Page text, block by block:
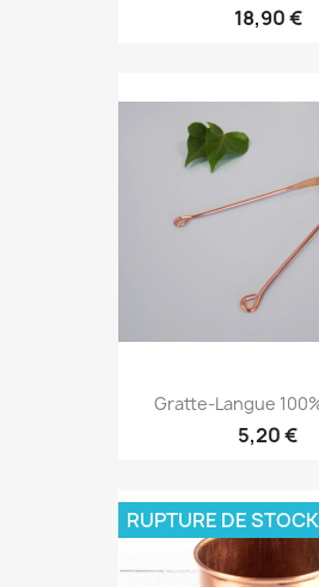
18,90 €
Gratte-Langue
5,20 €
RUPTURE DE STOCK